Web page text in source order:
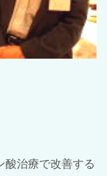
酸治療で改善する